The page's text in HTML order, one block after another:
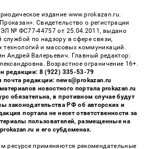
издание www.prokazan.ru.
Cвидетельство о регистрации
ЭЛ № ФС77-44757 от 25.04.2011, выдано
службой по надзору в сфере связи,
и массовых коммуникаций.
Андрей Валерьевич. Главный редактор:
Возрастное ограничение 16+.
редакции: 8 (922) 335-53-79
почта редакции: news@prokazan.ru
новостного портала prokazan.ru
обязательна, в противном случае будут
законодательства РФ об авторских и
портала не несет ответственности за
пользователей, размещенные на
и его субдоменах.
ресурсе применяются рекомендательные